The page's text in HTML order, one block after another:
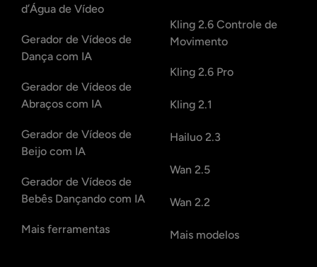
d’Água de Vídeo
Gerador de Vídeos de
Dança com IA
Gerador de Vídeos de
Abraços com IA
Gerador de Vídeos de
Beijo com IA
Gerador de Vídeos de
Bebês Dançando com IA
Mais ferramentas
Kling 2.6 Controle de
Movimento
Kling 2.6 Pro
Kling 2.1
Hailuo 2.3
Wan 2.5
Wan 2.2
Mais modelos